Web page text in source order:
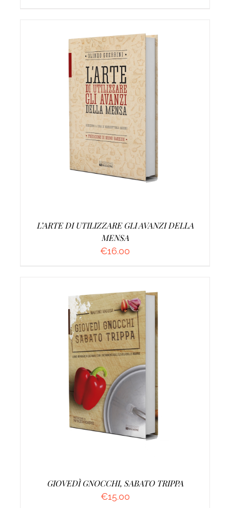
AGGIUNGI AL CARRELLO / DETTAGLI
L’ARTE DI UTILIZZARE GLI AVANZI DELLA
MENSA
€16.00
AGGIUNGI AL CARRELLO /
GIOVEDÌ GNOCCHI, SABATO TRIPPA
€15.00